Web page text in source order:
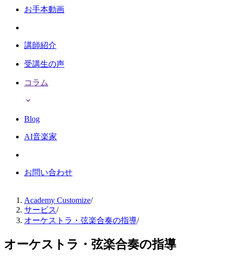
お手本動画
講師紹介
受講生の声
コラム
Blog
AI音楽家
お問い合わせ
Academy Customize/
サービス/
オーケストラ・弦楽合奏の指導/
オーケストラ・弦楽合奏の指導